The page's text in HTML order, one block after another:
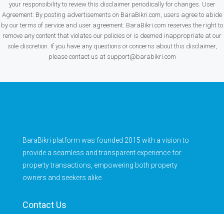
your responsibility to review this disclaimer periodically for changes. User
Agreement: By posting advertisements on BaraBikri.com, users agree to abide
by our terms of service and user agreement. BaraBikri.com reserves the right to
remove any content that violates our policies or is deemed inappropriate at our
sole discretion. If you have any questions or concerns about this disclaimer,
please contact us at support@barabikri.com
BaraBikri platform was founded 2015 with a vision to
provide a seamless and transparent experience for
property transactions, empowering both property
owners and seekers alike.
Contact Us